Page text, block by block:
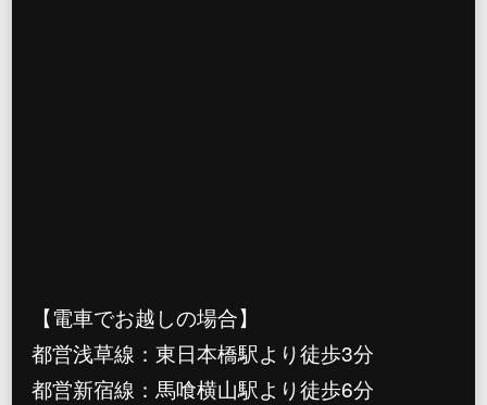
【電車でお越しの場合】
都営浅草線：東日本橋駅より徒歩3分
都営新宿線：馬喰横山駅より徒歩6分